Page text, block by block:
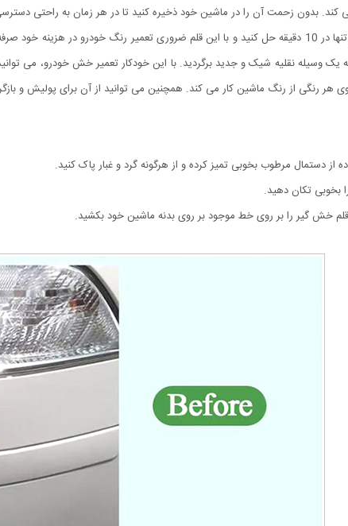
کند. بدون زحمت آن را در ماشین خود ذخیره کنید تا در هر زمان به راحتی
رنگ و عیوب خودرو را تنها در 10 دقیقه حل کنید و با این قلم ضروری تعمیر رنگ
یک وسیله نقلیه شیک و جدید برگردید. با این خودکار تعمیر خش خودرو، می
هر رنگی از رنگ ماشین کار می کند. همچنین می توانید از آن برای پولیش و
از دستمال مرطوب بخوبی تمیز کرده و از هرگونه گرد و غبار پاک کنید.
تکان دهید.
خش گیر را بر روی خط موجود بر روی بدنه ماشین خود بکشید.